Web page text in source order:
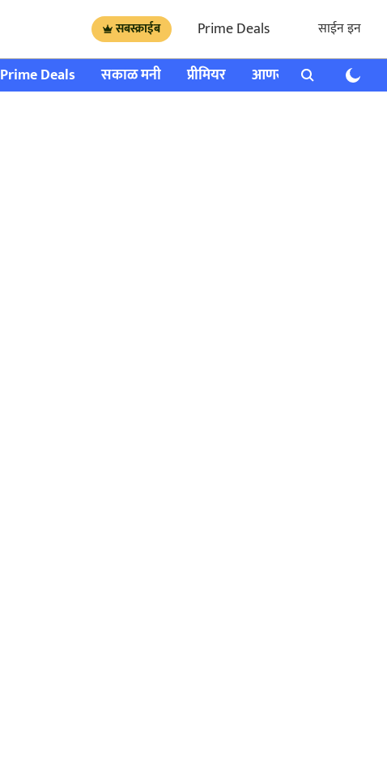
सबस्क्राईब Prime Deals साईन इन
Prime Deals सकाळ मनी प्रीमियर आणखी राशी भविष्य